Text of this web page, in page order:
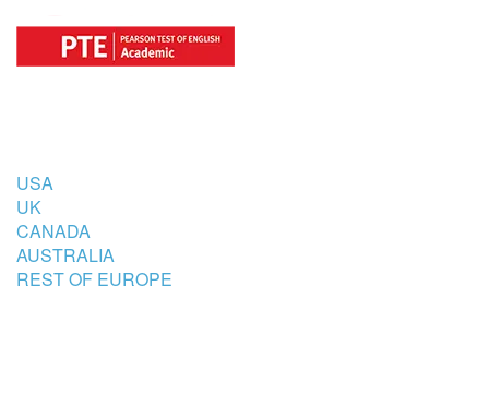
USA
UK
CANADA
AUSTRALIA
REST OF EUROPE